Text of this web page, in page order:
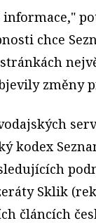
informace,"
chce
změny
kodex
Sklik
článcích